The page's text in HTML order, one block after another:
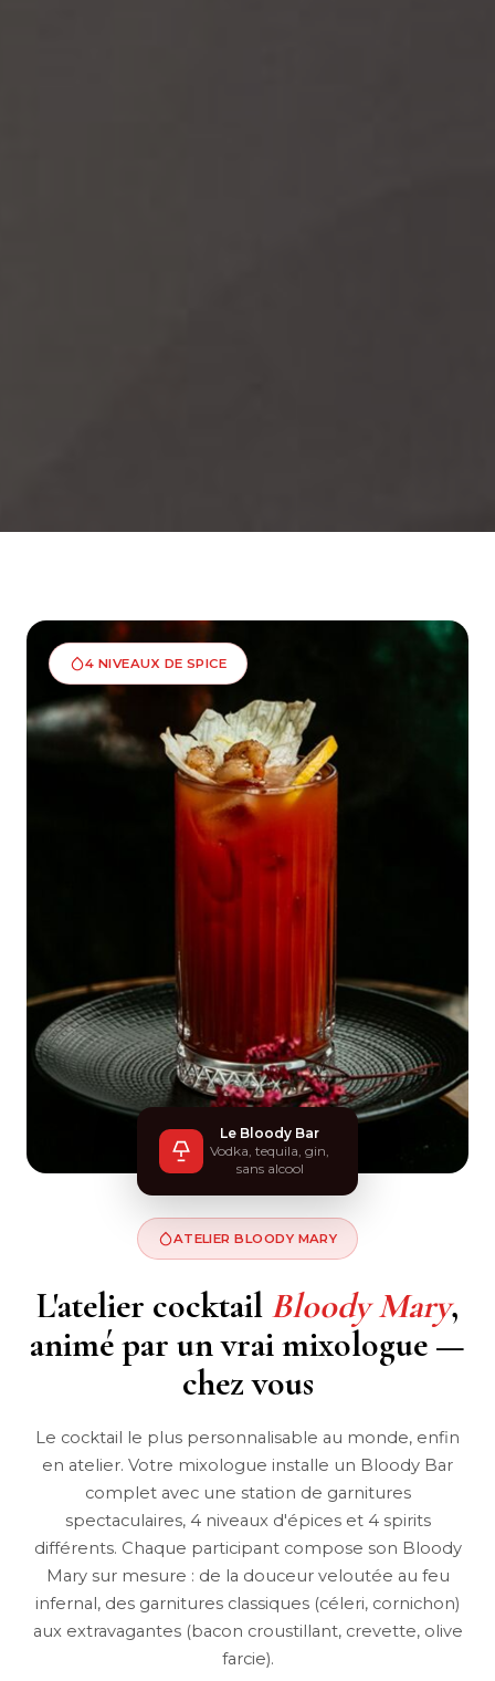
4 NIVEAUX DE SPICE
Le Bloody Bar
Vodka, tequila, gin,
sans alcool
ATELIER BLOODY MARY
L'atelier cocktail Bloody Mary,
animé par un vrai mixologue —
chez vous
Le cocktail le plus personnalisable au monde, enfin
en atelier. Votre mixologue installe un Bloody Bar
complet avec une station de garnitures
spectaculaires, 4 niveaux d'épices et 4 spirits
différents. Chaque participant compose son Bloody
Mary sur mesure : de la douceur veloutée au feu
infernal, des garnitures classiques (céleri, cornichon)
aux extravagantes (bacon croustillant, crevette, olive
farcie).